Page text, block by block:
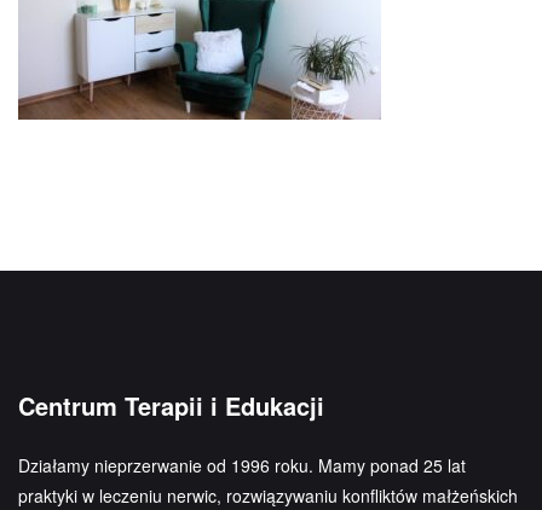
Centrum Terapii i Edukacji
Działamy nieprzerwanie od 1996 roku. Mamy ponad 25 lat
praktyki w leczeniu nerwic, rozwiązywaniu konfliktów małżeńskich